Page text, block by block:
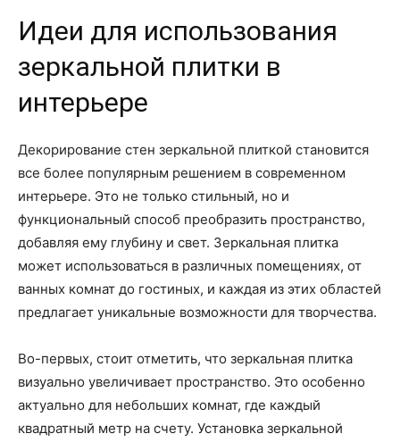
Идеи для использования
зеркальной плитки в
интерьере
Декорирование стен зеркальной плиткой становится
все более популярным решением в современном
интерьере. Это не только стильный, но и
функциональный способ преобразить пространство,
добавляя ему глубину и свет. Зеркальная плитка
может использоваться в различных помещениях, от
ванных комнат до гостиных, и каждая из этих областей
предлагает уникальные возможности для творчества.
Во-первых, стоит отметить, что зеркальная плитка
визуально увеличивает пространство. Это особенно
актуально для небольших комнат, где каждый
квадратный метр на счету. Установка зеркальной